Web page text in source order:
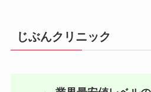
じぶんクリニック